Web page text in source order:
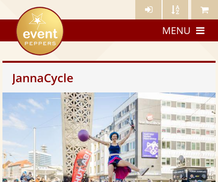
Künstler- Künstler Meine
eventpeppers
MENU
JannaCycle